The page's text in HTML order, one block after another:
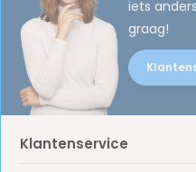
iets
graag!
Klantenservice